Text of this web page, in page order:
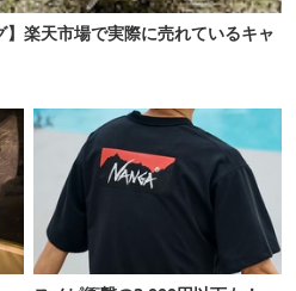
】楽天市場で実際に売れているキャ